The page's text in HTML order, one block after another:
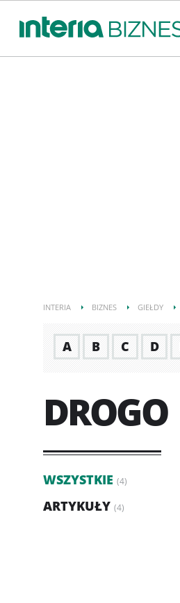
INTERIA BIZNES GIEŁDY
A B C D
DROGO
WSZYSTKIE (4)
ARTYKUŁY (4)